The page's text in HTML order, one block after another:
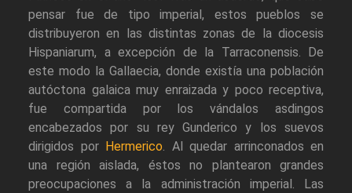
pensar fue de tipo imperial, estos pueblos se
distribuyeron en las distintas zonas de la diocesis
Hispaniarum, a excepción de la Tarraconensis. De
este modo la Gallaecia, donde existía una población
autóctona galaica muy enraizada y poco receptiva,
fue compartida por los vándalos asdingos
encabezados por su rey Gunderico y los suevos
dirigidos por Hermerico. Al quedar arrinconados en
una región aislada, éstos no plantearon grandes
preocupaciones a la administración imperial. Las